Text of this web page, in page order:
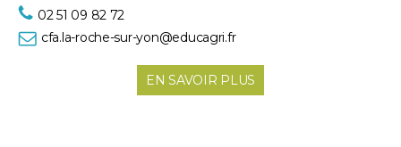
02 51 09 82 72
cfa.la-roche-sur-yon@educagri.fr
EN SAVOIR PLUS